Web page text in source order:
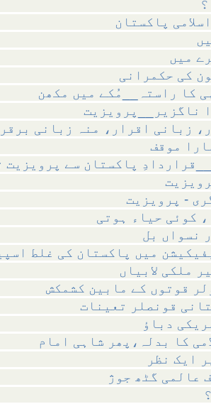
پاکستان
میں
کی حکمرانی
کا راستہ__مُکے میں مکھن
ناگزیر__پرویزیت
زبانی اقرار، منہ زبانی
موقف
پاکستان سے پرویزیت
- پرویزیت
کوئی حیاء ہوتی
نسواں بل
میں پاکستان کی غلط
ملکی لابیاں
کا بدلہ،پھر شاہی امام
عالمی گٹھ جوژ